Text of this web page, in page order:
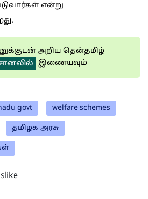
என்று
அறிய தென்தமிழ்
இணையவும்
govt welfare schemes
தமிழக அரசு